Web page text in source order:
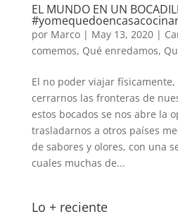
EL MUNDO EN UN
por Marco| May 13, 2020|
comemos, Qué enredamos,
El no poder viajar
cerrarnos las fronteras de
estos bocados se nos abre la
trasladarnos a otros países
de sabores y olores, con una
cuales muchas de...
Lo + reciente